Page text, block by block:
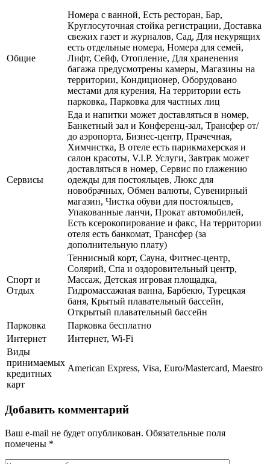
Общие
Номера с ванной, Есть ресторан, Бар,
Круглосуточная стойка регистрации, Доставка
свежих газет и журналов, Сад, Для некурящих
есть отдельные номера, Номера для семей,
Лифт, Сейф, Отопление, Для храненения
багажа предусмотрены камеры, Магазины на
территории, Кондиционер, Оборудовано
местами для курения, На территории есть
парковка, Парковка для частных лиц
Сервисы
Еда и напитки может доставляться в номер,
Банкетный зал и Конференц-зал, Трансфер от/
до аэропорта, Бизнес-центр, Прачечная,
Химчистка, В отеле есть парикмахерская и
салон красоты, V.I.P. Услуги, Завтрак может
доставляться в номер, Сервис по глажению
одежды для постояльцев, Люкс для
новобрачных, Обмен валюты, Сувенирный
магазин, Чистка обуви для постояльцев,
Упакованные ланчи, Прокат автомобилей,
Есть ксерокопирование и факс, На территории
отеля есть банкомат, Трансфер (за
дополнительную плату)
Спорт и
Отдых
Теннисный корт, Сауна, Фитнес-центр,
Солярий, Спа и оздоровительный центр,
Массаж, Детская игровая площадка,
Гидромассажная ванна, Барбекю, Турецкая
баня, Крытый плавательный бассейн,
Открытый плавательный бассейн
Парковка
Парковка бесплатно
Интернет
Интернет, Wi-Fi
Виды
принимаемых
кредитных
карт
American Express, Visa, Euro/Mastercard, Maestro
Добавить комментарий
Ваш e-mail не будет опубликован. Обязательные поля
помечены *